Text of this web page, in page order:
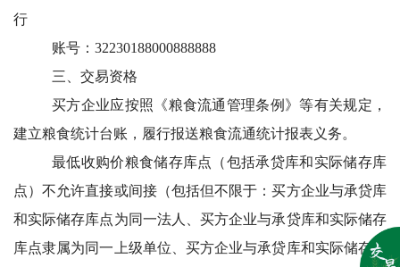
行
账号：32230188000888888
三、交易资格
买方企业应按照《粮食流通管理条例》等有关规定，
建立粮食统计台账，履行报送粮食流通统计报表义务。
最低收购价粮食储存库点（包括承贷库和实际储存库
点）不允许直接或间接（包括但不限于：买方企业与承贷库
和实际储存库点为同一法人、买方企业与承贷库和实际储存
库点隶属为同一上级单位、买方企业与承贷库和实际储存库